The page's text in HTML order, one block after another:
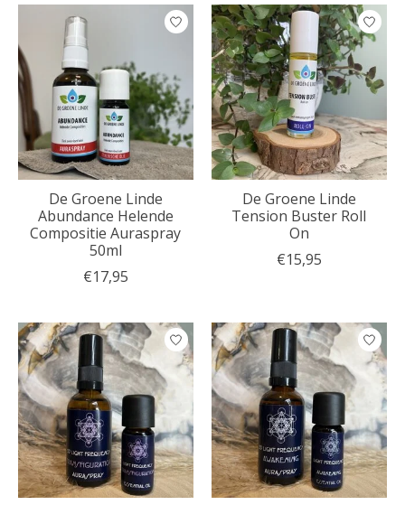
De Groene Linde
Abundance Helende
Compositie Auraspray
50ml
€17,95
De Groene Linde
Tension Buster Roll
On
€15,95